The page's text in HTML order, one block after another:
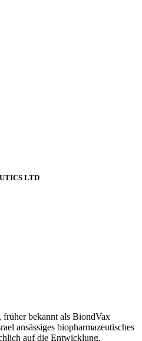
LTD
bekannt als BiondVax
ansässiges biopharmazeutisches
auf die Entwicklung,